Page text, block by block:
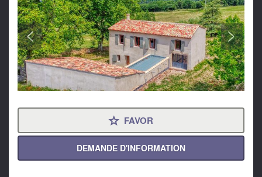
< >
⋆ FAVOR
DEMANDE D'INFORMATION